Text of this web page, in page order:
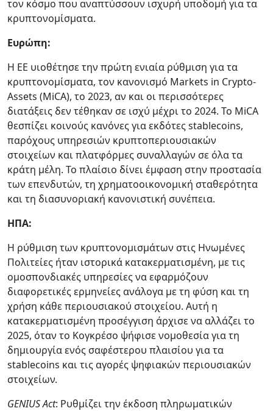
τον κόσμο που αναπτύσσουν ισχυρή υποδομή για τα
κρυπτονομίσματα.
Ευρώπη:
Η ΕΕ υιοθέτησε την πρώτη ενιαία ρύθμιση για τα
κρυπτονομίσματα, τον κανονισμό Markets in Crypto-
Assets (MiCA), το 2023, αν και οι περισσότερες
διατάξεις δεν τέθηκαν σε ισχύ μέχρι το 2024. Το MiCA
θεσπίζει κοινούς κανόνες για εκδότες stablecoins,
παρόχους υπηρεσιών κρυπτοπεριουσιακών
στοιχείων και πλατφόρμες συναλλαγών σε όλα τα
κράτη μέλη. Το πλαίσιο δίνει έμφαση στην προστασία
των επενδυτών, τη χρηματοοικονομική σταθερότητα
και τη διασυνοριακή κανονιστική συνέπεια.
ΗΠΑ:
Η ρύθμιση των κρυπτονομισμάτων στις Ηνωμένες
Πολιτείες ήταν ιστορικά κατακερματισμένη, με τις
ομοσπονδιακές υπηρεσίες να εφαρμόζουν
διαφορετικές ερμηνείες ανάλογα με τη φύση και τη
χρήση κάθε περιουσιακού στοιχείου. Αυτή η
κατακερματισμένη προσέγγιση άρχισε να αλλάζει το
2025, όταν το Κογκρέσο ψήφισε νομοθεσία για τη
δημιουργία ενός σαφέστερου πλαισίου για τα
stablecoins και τις αγορές ψηφιακών περιουσιακών
στοιχείων.
GENIUS Act: Ρυθμίζει την έκδοση πληρωματικών